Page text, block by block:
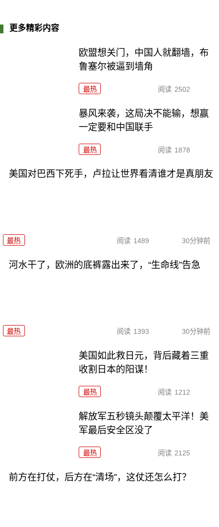
更多精彩内容
欧盟想关门，中国人就翻墙，布
鲁塞尔被逼到墙角
最热 阅读 2502
暴风来袭，这局决不能输，想赢
一定要和中国联手
最热 阅读 1878
美国对巴西下死手，卢拉让世界看清谁才是真朋友
最热 阅读 1489 30分钟前
河水干了，欧洲的底裤露出来了，“生命线”告急
最热 阅读 1393 30分钟前
美国如此救日元，背后藏着三重
收割日本的阳谋！
最热 阅读 1212
解放军五秒镜头颠覆太平洋！美
军最后安全区没了
最热 阅读 2125
前方在打仗，后方在“清场”，这仗还怎么打？